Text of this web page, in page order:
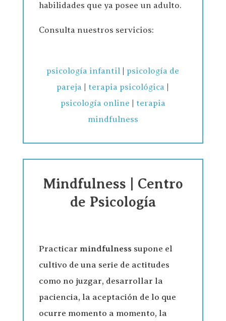
habilidades que ya posee un adulto.
Consulta nuestros servicios:
psicología infantil
psicología de
pareja
terapia psicológica
psicología online
terapia
mindfulness
Mindfulness | Centro
de Psicología
Practicar mindfulnesssupone el
cultivo de una serie de actitudes
como no juzgar, desarrollar la
paciencia, la aceptación de lo que
ocurre momento a momento, la